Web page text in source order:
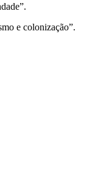
e colonização”.